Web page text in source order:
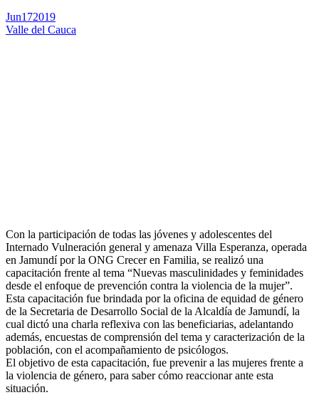
Jun172019
Valle del Cauca
Con la participación de todas las jóvenes y adolescentes del
Internado Vulneración general y amenaza Villa Esperanza, operada
en Jamundí por la ONG Crecer en Familia, se realizó una
capacitación frente al tema “Nuevas masculinidades y feminidades
desde el enfoque de prevención contra la violencia de la mujer”.
Esta capacitación fue brindada por la oficina de equidad de género
de la Secretaria de Desarrollo Social de la Alcaldía de Jamundí, la
cual dictó una charla reflexiva con las beneficiarias, adelantando
además, encuestas de comprensión del tema y caracterización de la
población, con el acompañamiento de psicólogos.
El objetivo de esta capacitación, fue prevenir a las mujeres frente a
la violencia de género, para saber cómo reaccionar ante esta
situación.